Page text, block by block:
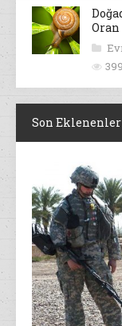
Oran
Son Eklenenler